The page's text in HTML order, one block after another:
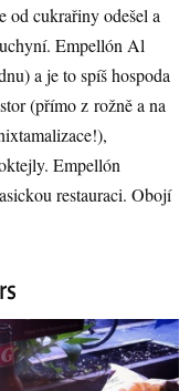
cukrařiny odešel a
Empellón Al
a je to spíš hospoda
(přímo z rožně a na
Empellón
restauraci. Obojí